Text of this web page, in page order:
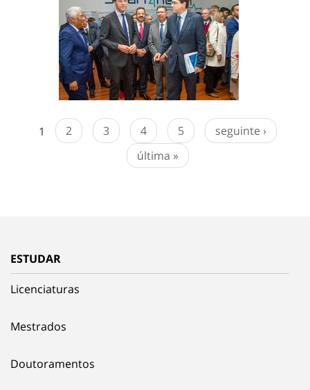
1 2 3 4 5
seguinte ›
última »
ESTUDAR
Licenciaturas
Mestrados
Doutoramentos